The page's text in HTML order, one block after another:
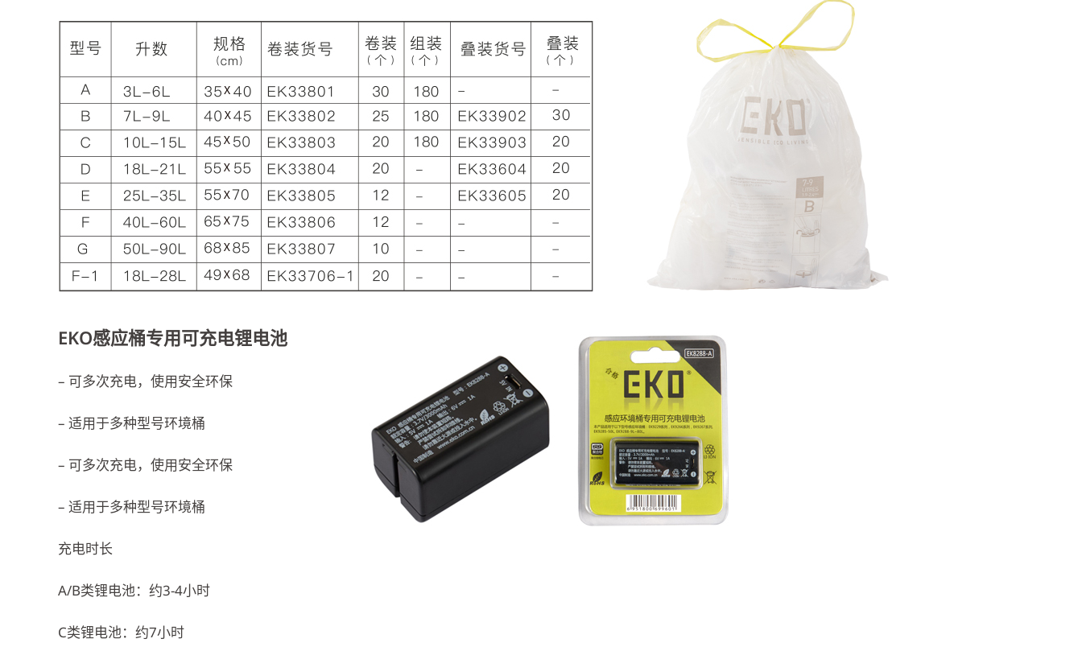
EKO感应桶专用可充电锂电池
– 可多次充电，使用安全环保
– 适用于多种型号环境桶
– 可多次充电，使用安全环保
– 适用于多种型号环境桶
充电时长
A/B类锂电池：约3-4小时
C类锂电池：约7小时